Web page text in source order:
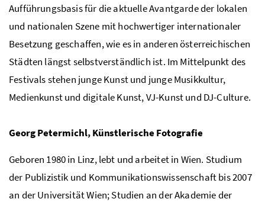
Aufführungsbasis für die aktuelle Avantgarde der lokalen
und nationalen Szene mit hochwertiger internationaler
Besetzung geschaffen, wie es in anderen österreichischen
Städten längst selbstverständlich ist. Im Mittelpunkt des
Festivals stehen junge Kunst und junge Musikkultur,
Medienkunst und digitale Kunst,VJ-Kunst und DJ-Culture.
Georg Petermichl, Künstlerische Fotografie
Geboren 1980 in Linz, lebt und arbeitet in Wien. Studium
der Publizistik und Kommunikationswissenschaft bis 2007
an der Universität Wien; Studien an der Akademie der